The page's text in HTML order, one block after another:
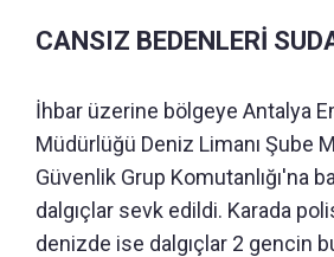
CANSIZ BEDENLERİ
İhbar üzerine bölgeye Antalya
Müdürlüğü Deniz Limanı Şube
Güvenlik Grup Komutanlığı'na
dalgıçlar sevk edildi. Karada
denizde ise dalgıçlar 2 gencin